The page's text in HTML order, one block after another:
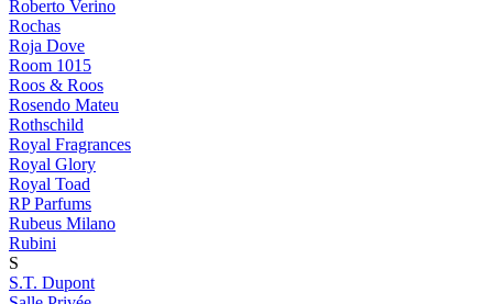
Roberto Verino
Rochas
Roja Dove
Room 1015
Roos & Roos
Rosendo Mateu
Rothschild
Royal Fragrances
Royal Glory
Royal Toad
RP Parfums
Rubeus Milano
Rubini
S
S.T. Dupont